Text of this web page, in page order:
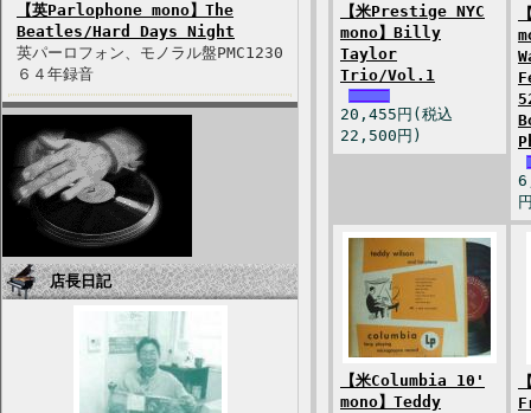
【英Parlophone mono】The
Beatles/Hard Days Night
英パーロフォン、モノラル盤PMC1230
６４年録音
店長日記
【米Prestige NYC
mono】Billy
Taylor
Trio/Vol.1
20,455円(税込
22,500円)
【米Columbia 10'
mono】Teddy